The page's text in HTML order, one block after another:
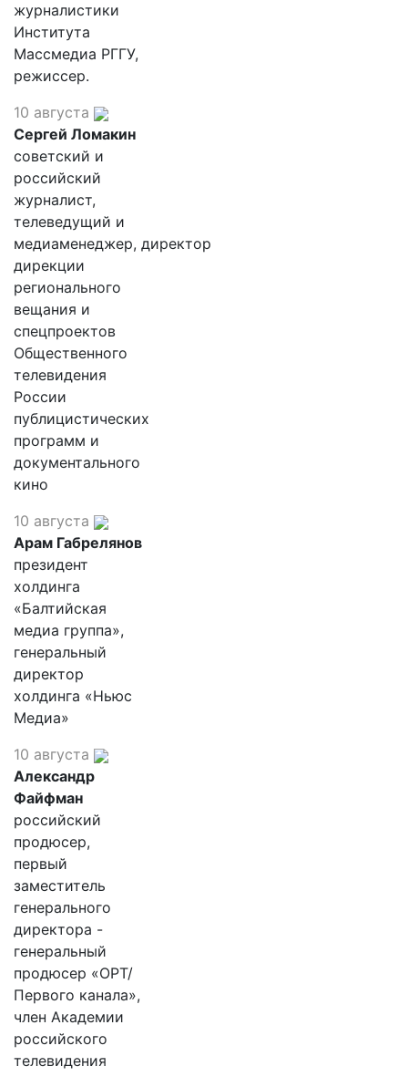
журналистики
Института
Массмедиа РГГУ,
режиссер.
10 августа
Сергей Ломакин
советский и
российский
журналист,
телеведущий и
медиаменеджер, директор
дирекции
регионального
вещания и
спецпроектов
Общественного
телевидения
России
публицистических
программ и
документального
кино
10 августа
Арам Габрелянов
президент
холдинга
«Балтийская
медиа группа»,
генеральный
директор
холдинга «Ньюс
Медиа»
10 августа
Александр
Файфман
российский
продюсер,
первый
заместитель
генерального
директора -
генеральный
продюсер «ОРТ/
Первого канала»,
член Академии
российского
телевидения